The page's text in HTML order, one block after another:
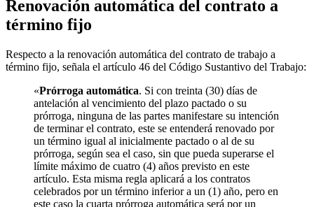
Renovación automática del contrato a
término fijo
Respecto a la renovación automática del contrato de trabajo a
término fijo, señala el artículo 46 del Código Sustantivo del Trabajo:
«Prórroga automática. Si con treinta (30) días de
antelación al vencimiento del plazo pactado o su
prórroga, ninguna de las partes manifestare su intención
de terminar el contrato, este se entenderá renovado por
un término igual al inicialmente pactado o al de su
prórroga, según sea el caso, sin que pueda superarse el
límite máximo de cuatro (4) años previsto en este
artículo. Esta misma regla aplicará a los contratos
celebrados por un término inferior a un (1) año, pero en
este caso la cuarta prórroga automática será por un